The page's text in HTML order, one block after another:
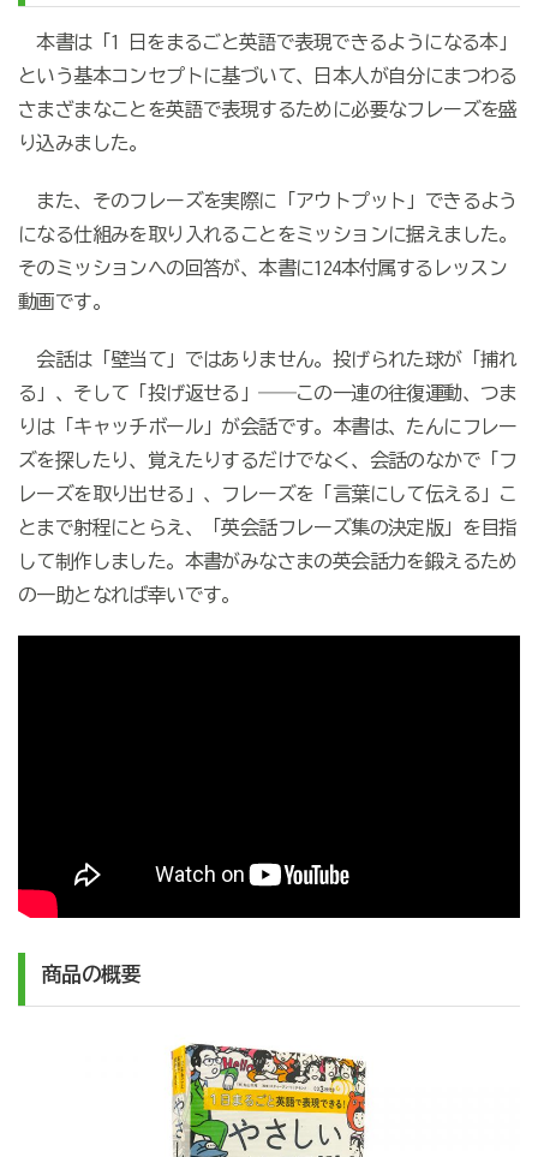
本書は「1 日をまるごと英語で表現できるようになる本」
という基本コンセプトに基づいて、日本人が自分にまつわる
さまざまなことを英語で表現するために必要なフレーズを盛
り込みました。
また、そのフレーズを実際に「アウトプット」できるよう
になる仕組みを取り入れることをミッションに据えました。
そのミッションへの回答が、本書に124本付属するレッスン
動画です。
会話は「壁当て」ではありません。投げられた球が「捕れ
る」、そして「投げ返せる」――この一連の往復運動、つま
りは「キャッチボール」が会話です。本書は、たんにフレー
ズを探したり、覚えたりするだけでなく、会話のなかで「フ
レーズを取り出せる」、フレーズを「言葉にして伝える」こ
とまで射程にとらえ、「英会話フレーズ集の決定版」を目指
して制作しました。本書がみなさまの英会話力を鍛えるため
の一助となれば幸いです。
商品の概要